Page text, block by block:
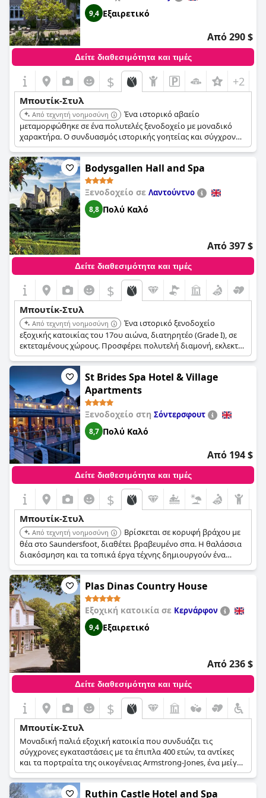
9,4 Εξαιρετικό
Από 290 $
Δείτε διαθεσιμότητα και τιμές
$ +2
Μπουτίκ-Στυλ
Από τεχνητή νοημοσύνη
Ένα ιστορικό αβαείο
μεταμορφώθηκε σε ένα πολυτελές ξενοδοχείο με μοναδικό
χαρακτήρα. Ο συνδυασμός ιστορικής γοητείας και σύγχρονων
ανέσεων προσφέρει ένα εξατομικευμένο και κομψό
καταφύγιο.
Bodysgallen Hall and Spa
Ξενοδοχείο σε Λαντούντνο
8,8 Πολύ Καλό
Από 397 $
Δείτε διαθεσιμότητα και τιμές
$
Μπουτίκ-Στυλ
Από τεχνητή νοημοσύνη
Ένα ιστορικό ξενοδοχείο
εξοχικής κατοικίας του 17ου αιώνα, διατηρητέο (Grade I), σε
εκτεταμένους χώρους. Προσφέρει πολυτελή διαμονή, εκλεκτή
κουζίνα και σπα, παρέχοντας μια υψηλής ποιότητας,
μοναδική απόδραση με έμφαση στην εξυπηρέτηση και τον
ιστορικό χαρακτήρα.St Brides Spa Hotel & Village
Apartments
Ξενοδοχείο στη Σόντερσφουτ
8,7 Πολύ Καλό
Από 194 $
Δείτε διαθεσιμότητα και τιμές
$
Μπουτίκ-Στυλ
Από τεχνητή νοημοσύνη
Βρίσκεται σε κορυφή βράχου με
θέα στο Saundersfoot, διαθέτει βραβευμένο σπα. Η θαλάσσια
διακόσμηση και τα τοπικά έργα τέχνης δημιουργούν ένα
κομψό και χαλαρωτικό περιβάλλον.
Plas Dinas Country House
Εξοχική κατοικία σε Κερνάρφον
9,4 Εξαιρετικό
Από 236 $
Δείτε διαθεσιμότητα και τιμές
$
Μπουτίκ-Στυλ
Μοναδική παλιά εξοχική κατοικία που συνδυάζει τις
σύγχρονες εγκαταστάσεις με τα έπιπλα 400 ετών, τα αντίκες
και τα πορτραίτα της οικογένειας Armstrong-Jones, ένα μείγμα
ιστορίας και πολυτέλειας.
Ruthin Castle Hotel and Spa